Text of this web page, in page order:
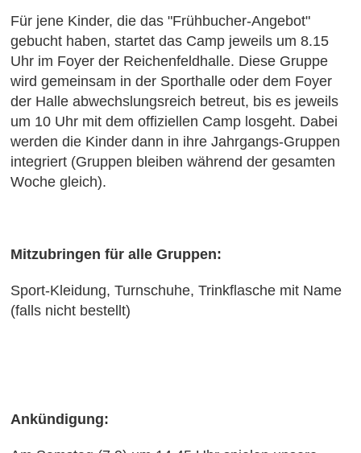
Für jene Kinder, die das "Frühbucher-Angebot"
gebucht haben, startet das Camp jeweils um 8.15
Uhr im Foyer der Reichenfeldhalle. Diese Gruppe
wird gemeinsam in der Sporthalle oder dem Foyer
der Halle abwechslungsreich betreut, bis es jeweils
um 10 Uhr mit dem offiziellen Camp losgeht. Dabei
werden die Kinder dann in ihre Jahrgangs-Gruppen
integriert (Gruppen bleiben während der gesamten
Woche gleich).
Mitzubringen für alle Gruppen:
Sport-Kleidung, Turnschuhe, Trinkflasche mit Name
(falls nicht bestellt)
Ankündigung: